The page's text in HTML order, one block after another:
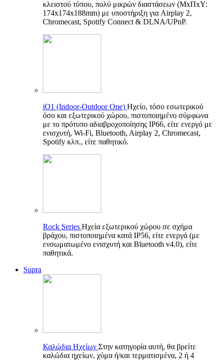
κλειστού τύπου, πολύ μικρών διαστάσεων (ΜxΠxΥ:
174x174x188mm) με υποστήριξη για Airplay 2,
Chromecast, Spotify Connect & DLNA/UPnP.
iO1 (Indoor-Outdoor One) Ηχείο, τόσο εσωτερικού
όσο και εξωτερικού χώρου, πιστοποιημένο σύμφωνα
με το πρότυπο αδιαβροχοποίησης IP66, είτε ενεργό με
ενισχυτή, Wi-Fi, Bluetooth, Airplay 2, Chromecast,
Spotify κλπ., είτε παθητικό.
Rock Series Ηχεία εξωτερικού χώρου σε σχήμα
βράχου, πιστοποιημένα κατά IP56, είτε ενεργά (με
ενσωματωμένο ενισχυτή και Bluetooth v4.0), είτε
παθητικά.
Supra
Καλώδια Ηχείων Στην κατηγορία αυτή, θα βρείτε
καλώδια ηχείων, χύμα ή/και τερματισμένα, 2 ή 4